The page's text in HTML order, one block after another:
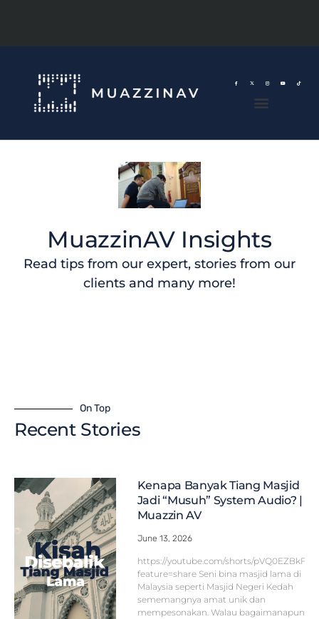
MuazzinAV Insights
Read tips from our expert, stories from our
clients and many more!
On Top
Recent Stories
Kenapa Banyak Tiang Masjid
Jadi “Musuh” System Audio? |
Muazzin AV
June 13, 2026
https://youtube.com/shorts/
feature=share Seni bina masjid lama di
Malaysia seperti Masjid Negeri Kedah
sememangnya amat unik dan
mempesonakan. Walau bagaimanapun,